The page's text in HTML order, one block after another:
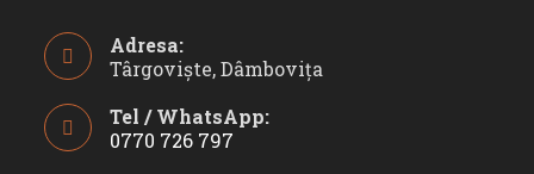
Adresa:
Târgoviște, Dâmbovița
Tel / WhatsApp:
0770 726 797